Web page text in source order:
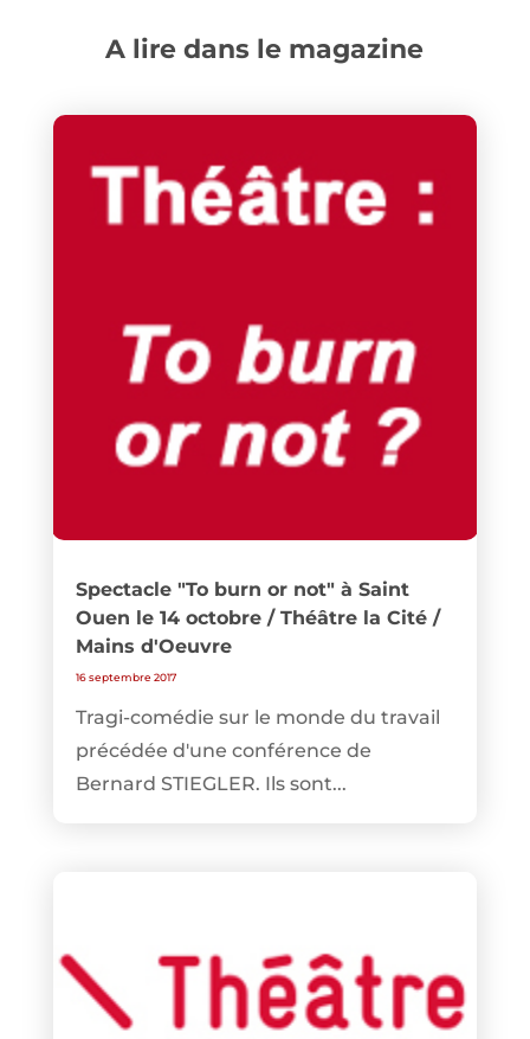
A lire dans le magazine
Spectacle "To burn or not" à Saint
Ouen le 14 octobre / Théâtre la Cité /
Mains d'Oeuvre
16 septembre 2017
Tragi-comédie sur le monde du travail
précédée d'une conférence de
Bernard STIEGLER. Ils sont...